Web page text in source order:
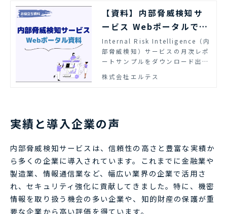
【資料】内部脅威検知サ
ービス Webポータルで分
かること | エルテス
Internal Risk Intelligence（内
部脅威検知）サービスの月次レポ
ートサンプルをダウンロード出来
株式会社エルテス
実績と導入企業の声
内部脅威検知サービスは、信頼性の高さと豊富な実績か
ら多くの企業に導入されています。これまでに金融業や
製造業、情報通信業など、幅広い業界の企業で活用さ
れ、セキュリティ強化に貢献してきました。特に、機密
情報を取り扱う機会の多い企業や、知的財産の保護が重
要な企業から高い評価を得ています。